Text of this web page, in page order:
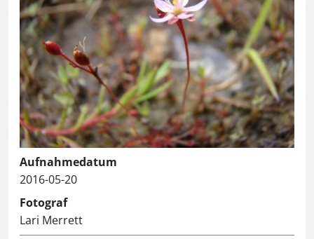
Aufnahmedatum
2016-05-20
Fotograf
Lari Merrett